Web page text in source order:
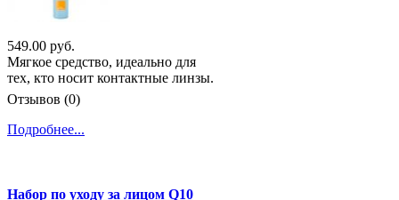
549.00 руб.
Мягкое средство, идеально для
тех, кто носит контактные линзы.
Отзывов (0)
Подробнее...
Набор по уходу за лицом Q10